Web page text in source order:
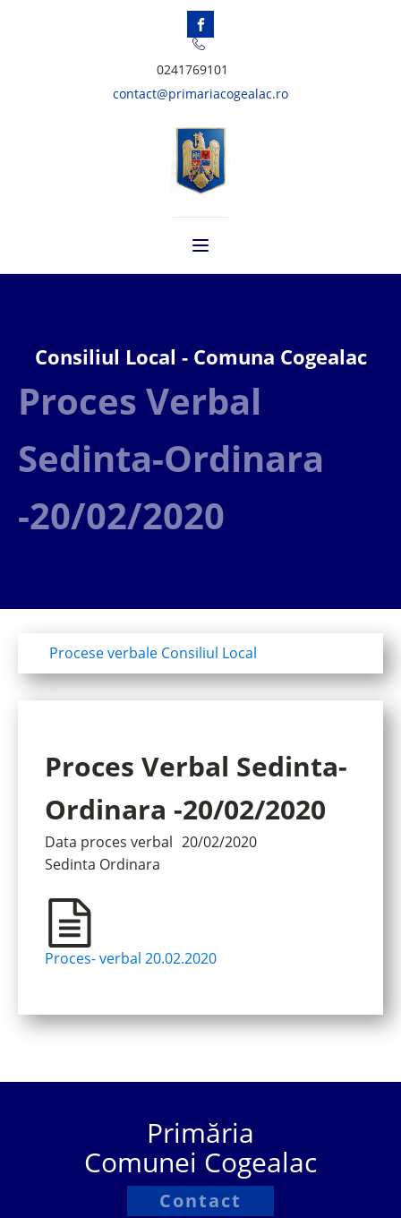
0241769101
contact@primariacogealac.ro
Consiliul Local - Comuna Cogealac
Proces Verbal
Sedinta-Ordinara
-20/02/2020
Procese verbale Consiliul Local
Proces Verbal Sedinta-
Ordinara -20/02/2020
Data proces verbal 20/02/2020
Sedinta Ordinara
Proces- verbal 20.02.2020
Primăria
Comunei Cogealac
Contact